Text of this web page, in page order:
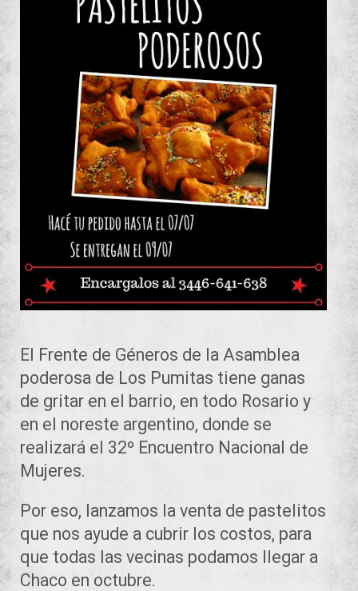
El Frente de Géneros de la Asamblea
poderosa de Los Pumitas tiene ganas
de gritar en el barrio, en todo Rosario y
en el noreste argentino, donde se
realizará el 32º Encuentro Nacional de
Mujeres.
Por eso, lanzamos la venta de pastelitos
que nos ayude a cubrir los costos, para
que todas las vecinas podamos llegar a
Chaco en octubre.